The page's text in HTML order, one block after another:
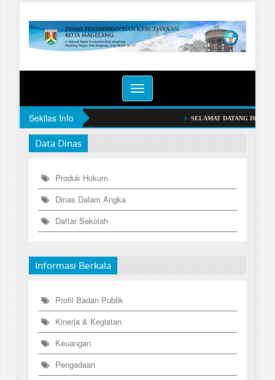
Toggle
navigation
Sekilas Info
SELAMAT DATANG DI
Data Dinas
Produk Hukum
Dinas Dalam Angka
Daftar Sekolah
Informasi Berkala
Profil Badan Publik
Kinerja & Kegiatan
Keuangan
Pengadaan